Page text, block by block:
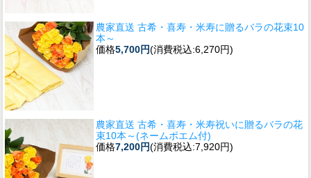
農家直送 古希・喜寿・米寿に贈るバラの花束10
本～
価格5,700円(消費税込:6,270円)
農家直送 古希・喜寿・米寿祝いに贈るバラの花
束10本～(ネームポエム付)
価格7,200円(消費税込:7,920円)